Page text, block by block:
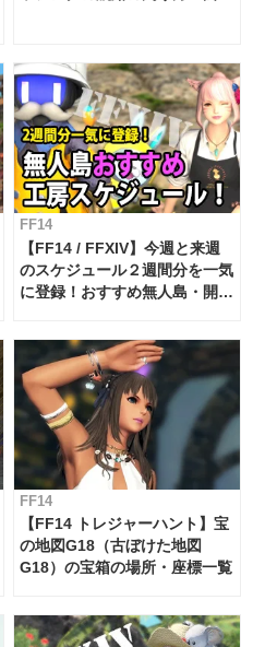
FF14
【FF14 / FFXIV】今週と来週
のスケジュール２週間分を一気
に登録！おすすめ無人島・開拓
FF14
【FF14 トレジャーハント】宝
の地図G18（古ぼけた地図
G18）の宝箱の場所・座標一覧